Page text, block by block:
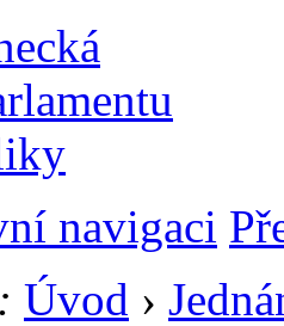
navigaci
Úvod ›